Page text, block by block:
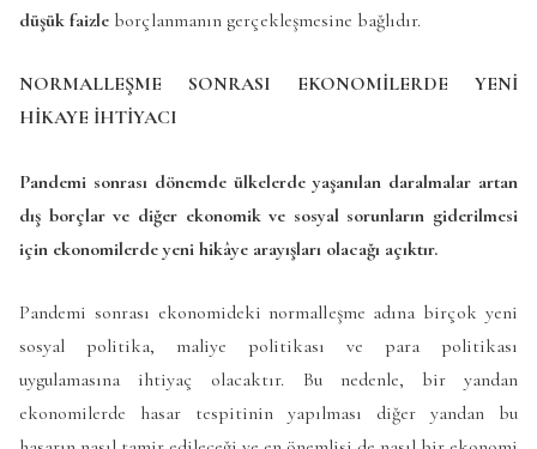
düşük faizle borçlanmanın gerçekleşmesine bağlıdır.
NORMALLEŞME SONRASI EKONOMİLERDE YENİ
HİKAYE İHTİYACI
Pandemi sonrası dönemde ülkelerde yaşanılan daralmalar artan
dış borçlar ve diğer ekonomik ve sosyal sorunların giderilmesi
için ekonomilerde yeni hikâye arayışları olacağı açıktır.
Pandemi sonrası ekonomideki normalleşme adına birçok yeni
sosyal politika, maliye politikası ve para politikası
uygulamasına ihtiyaç olacaktır. Bu nedenle, bir yandan
ekonomilerde hasar tespitinin yapılması diğer yandan bu